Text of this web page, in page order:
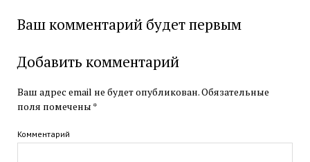
Ваш комментарий будет первым
Добавить комментарий
Ваш адрес email не будет опубликован.Обязательные
поля помечены *
Комментарий